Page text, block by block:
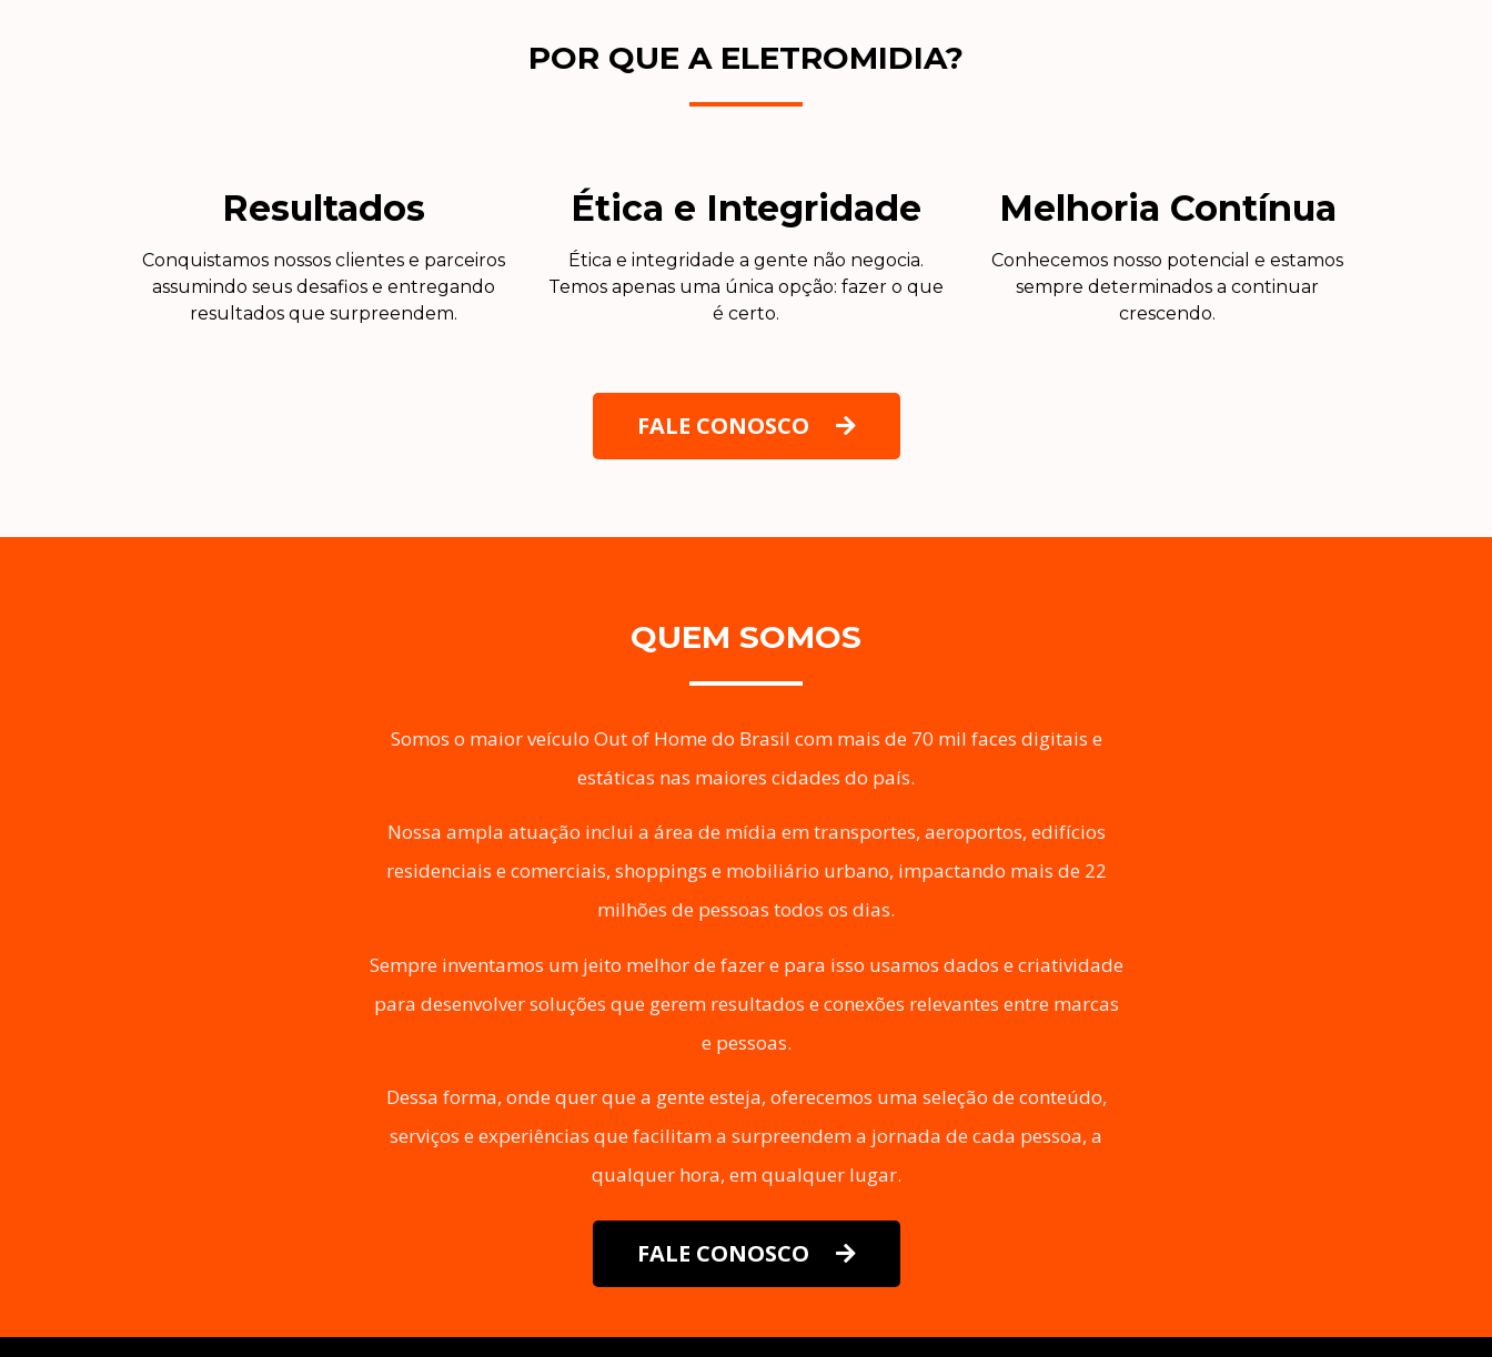
POR QUE A ELETROMIDIA?
Resultados
Conquistamos nossos clientes e parceiros
assumindo seus desafios e entregando
resultados que surpreendem.
Ética e Integridade
Ética e integridade a gente não negocia.
Temos apenas uma única opção: fazer o que
é certo.
Melhoria Contínua
Conhecemos nosso potencial e estamos
sempre determinados a continuar
crescendo.
FALE CONOSCO
QUEM SOMOS
Somos o maior veículo Out of Home do Brasil com mais de 70 mil faces digitais e
estáticas nas maiores cidades do país.
Nossa ampla atuação inclui a área de mídia em transportes, aeroportos, edifícios
residenciais e comerciais, shoppings e mobiliário urbano, impactando mais de 22
milhões de pessoas todos os dias.
Sempre inventamos um jeito melhor de fazer e para isso usamos dados e criatividade
para desenvolver soluções que gerem resultados e conexões relevantes entre marcas
e pessoas.
Dessa forma, onde quer que a gente esteja, oferecemos uma seleção de conteúdo,
serviços e experiências que facilitam a surpreendem a jornada de cada pessoa, a
qualquer hora, em qualquer lugar.
FALE CONOSCO